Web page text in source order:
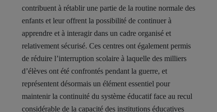
contribuent à rétablir une partie de la routine normale des
enfants et leur offrent la possibilité de continuer à
apprendre et à interagir dans un cadre organisé et
relativement sécurisé. Ces centres ont également permis
de réduire l’interruption scolaire à laquelle des milliers
d’élèves ont été confrontés pendant la guerre, et
représentent désormais un élément essentiel pour
maintenir la continuité du système éducatif face au recul
considérable de la capacité des institutions éducatives